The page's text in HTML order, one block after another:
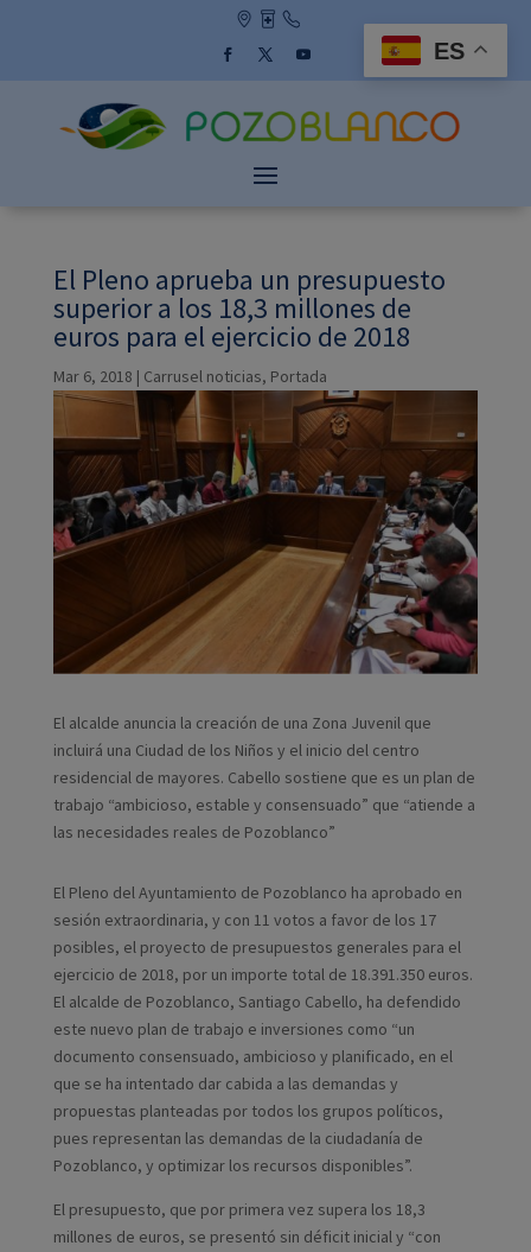
El Pleno aprueba un presupuesto
superior a los 18,3 millones de
euros para el ejercicio de 2018
Mar 6, 2018 | Carrusel noticias, Portada
El alcalde anuncia la creación de una Zona Juvenil que
incluirá una Ciudad de los Niños y el inicio del centro
residencial de mayores. Cabello sostiene que es un plan de
trabajo “ambicioso, estable y consensuado” que “atiende a
las necesidades reales de Pozoblanco”
El Pleno del Ayuntamiento de Pozoblanco ha aprobado en
sesión extraordinaria, y con 11 votos a favor de los 17
posibles, el proyecto de presupuestos generales para el
ejercicio de 2018, por un importe total de 18.391.350 euros.
El alcalde de Pozoblanco, Santiago Cabello, ha defendido
este nuevo plan de trabajo e inversiones como “un
documento consensuado, ambicioso y planificado, en el
que se ha intentado dar cabida a las demandas y
propuestas planteadas por todos los grupos políticos,
pues representan las demandas de la ciudadanía de
Pozoblanco, y optimizar los recursos disponibles”.
El presupuesto, que por primera vez supera los 18,3
millones de euros, se presentó sin déficit inicial y “con
ES